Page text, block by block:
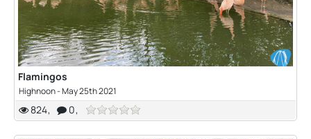
Flamingos
Highnoon-May 25th 2021
824 0